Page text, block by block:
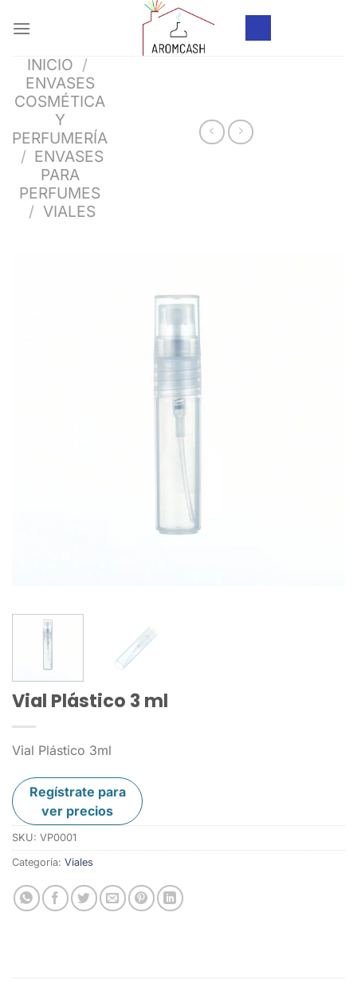
INICIO /
ENVASES
COSMÉTICA
Y
PERFUMERÍA
/ ENVASES
PARA
PERFUMES
/ VIALES
Vial Plástico 3 ml
Vial Plástico 3ml
Regístrate para
ver precios
SKU: VP0001
Categoría: Viales